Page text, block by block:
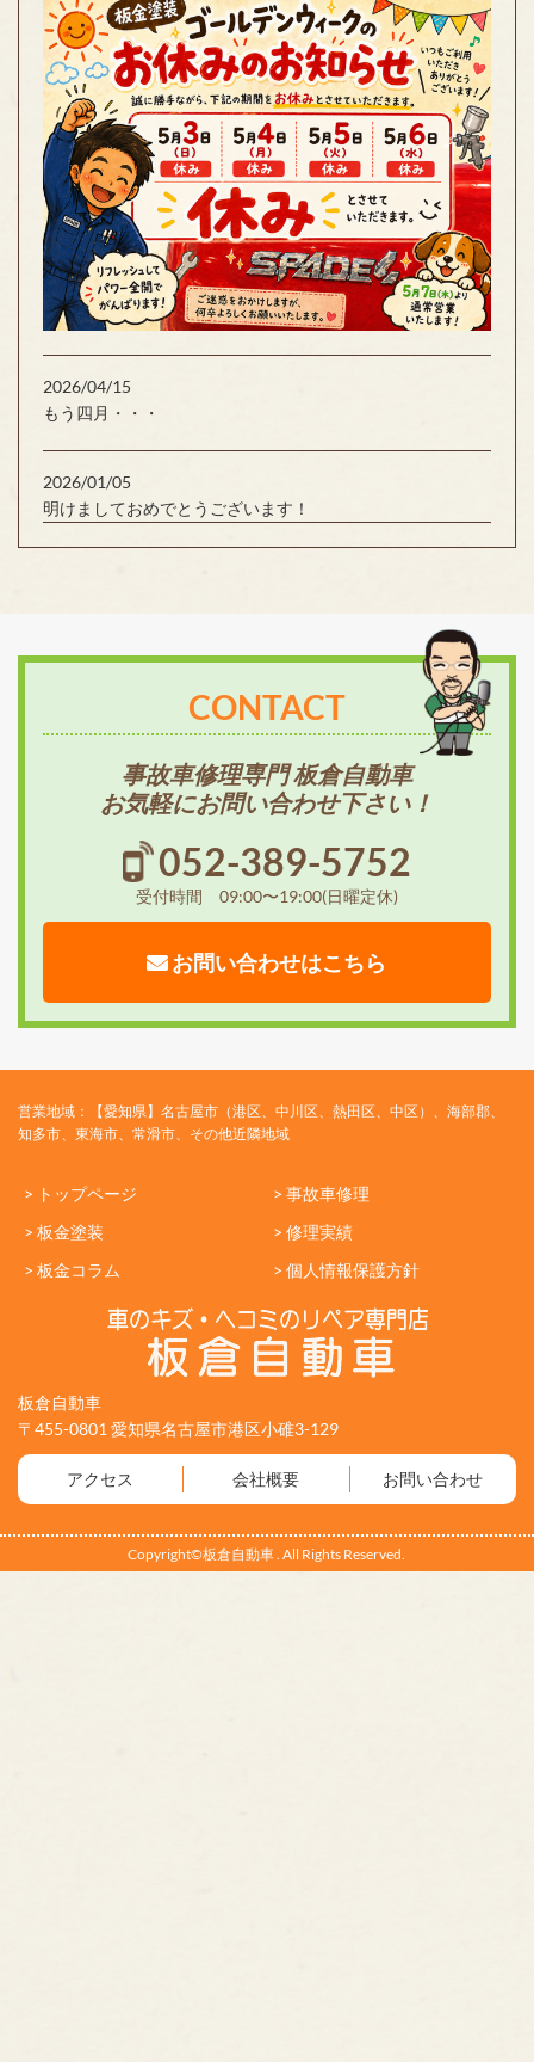
2026/04/15
もう四月・・・
2026/01/05
明けましておめでとうございます！
CONTACT
事故車修理専門 板倉自動車
お気軽にお問い合わせ下さい！
052-389-5752
受付時間 09:00〜19:00(日曜定休)
お問い合わせはこちら
営業地域：【愛知県】名古屋市（港区、中川区、熱田区、中区）、海部郡、
知多市、東海市、常滑市、その他近隣地域
> トップページ
> 事故車修理
> 板金塗装
> 修理実績
> 板金コラム
> 個人情報保護方針
板倉自動車
〒455-0801 愛知県名古屋市港区小碓3-129
アクセス 会社概要 お問い合わせ
Copyright©板倉自動車 . All Rights Reserved.